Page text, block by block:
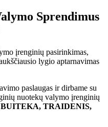
Sprendimus
įrenginių pasirinkimas,
lygio aptarnavimas
paslaugas ir dirbame su
nuotekų valymo įrenginių
TRAIDENIS,